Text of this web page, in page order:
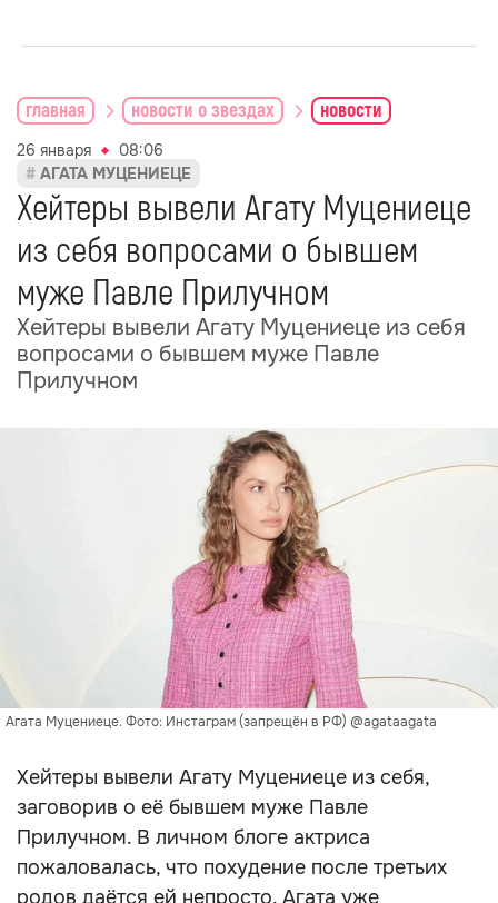
главная новости о звездах новости
26 января
08:06
АГАТА МУЦЕНИЕЦЕ
Хейтеры вывели Агату Муцениеце
из себя вопросами о бывшем
муже Павле Прилучном
Хейтеры вывели Агату Муцениеце из себя
вопросами о бывшем муже Павле
Прилучном
Агата Муцениеце. Фото: Инстаграм (запрещён в РФ) @agataagata
Хейтеры вывели Агату Муцениеце из себя,
заговорив о её бывшем муже Павле
Прилучном. В личном блоге актриса
пожаловалась, что похудение после третьих
родов даётся ей непросто. Агата уже